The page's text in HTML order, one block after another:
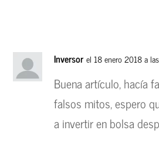
Inversor el 18 enero 2018 a
Buena artículo, hacía
falsos mitos, espero
a invertir en bolsa